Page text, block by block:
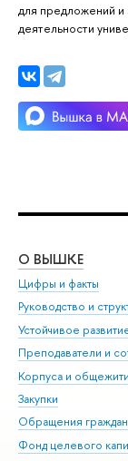
для предложений и
деятельности
О ВЫШКЕ
Цифры и факты
Руководство и
Устойчивое
Преподаватели и
Корпуса и
Закупки
Обращения
Фонд целевого